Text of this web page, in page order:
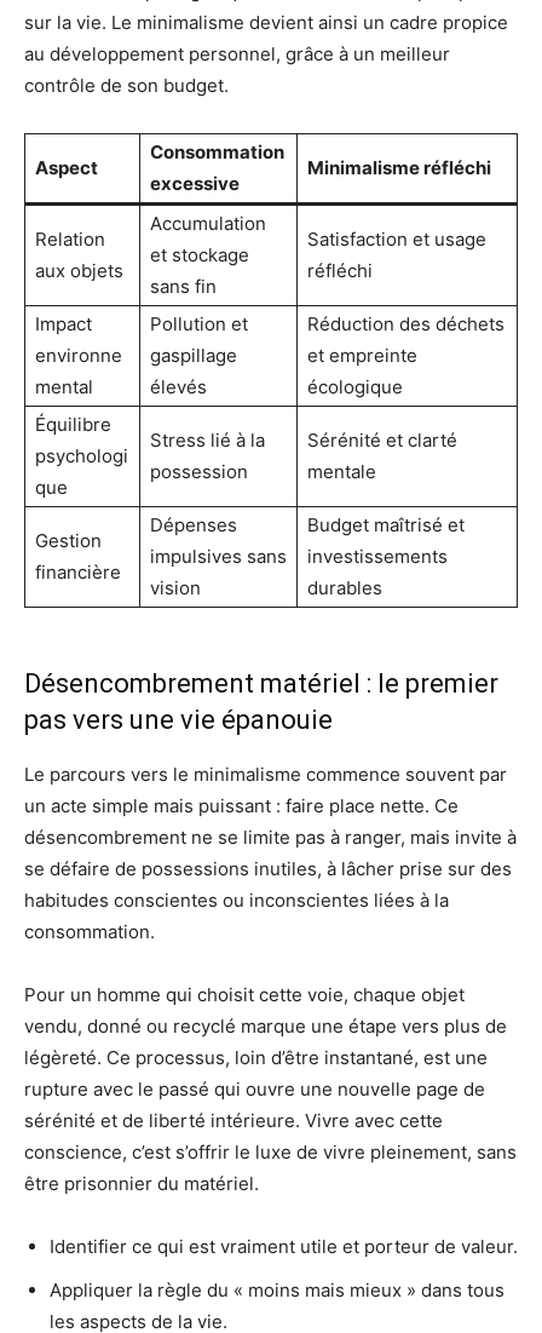
sur la vie. Le minimalisme devient ainsi un cadre propice
au développement personnel, grâce à un meilleur
contrôle de son budget.
Aspect
Consommation
excessive
Minimalisme réfléchi
Relation
aux objets
Accumulation
et stockage
sans fin
Satisfaction et usage
réfléchi
Impact
environne
mental
Pollution et
gaspillage
élevés
Réduction des déchets
et empreinte
écologique
Équilibre
psychologi
que
Stress lié à la
possession
Sérénité et clarté
mentale
Gestion
financière
Dépenses
impulsives sans
vision
Budget maîtrisé et
investissements
durables
Désencombrement matériel : le premier
pas vers une vie épanouie
Le parcours vers le minimalisme commence souvent par
un acte simple mais puissant : faire place nette. Ce
désencombrement ne se limite pas à ranger, mais invite à
se défaire de possessions inutiles, à lâcher prise sur des
habitudes conscientes ou inconscientes liées à la
consommation.
Pour un homme qui choisit cette voie, chaque objet
vendu, donné ou recyclé marque une étape vers plus de
légèreté. Ce processus, loin d’être instantané, est une
rupture avec le passé qui ouvre une nouvelle page de
sérénité et de liberté intérieure. Vivre avec cette
conscience, c’est s’offrir le luxe de vivre pleinement, sans
être prisonnier du matériel.
Identifier ce qui est vraiment utile et porteur de valeur.
Appliquer la règle du « moins mais mieux » dans tous
les aspects de la vie.